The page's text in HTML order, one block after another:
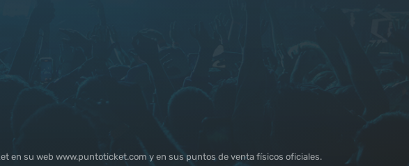
en su web www.puntoticket.com y en sus puntos de venta físicos oficiales.